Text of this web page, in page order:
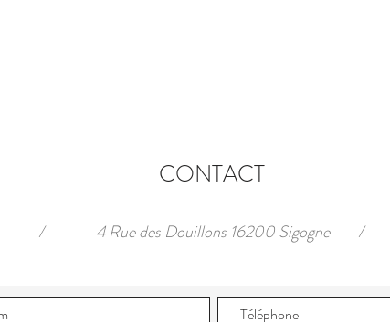
CONTACT
4 Rue des Douillons 16200 Sigogne
/ /